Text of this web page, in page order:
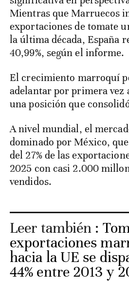
Mientras que Marruecos
exportaciones de tomate
la última década, España
40,99%, según el informe.
El crecimiento marroquí
adelantar por primera vez
una posición que
A nivel mundial, el
dominado por México,
del 27% de las
2025 con casi 2.000
vendidos.
Leer también :
exportaciones
hacia la UE se
44% entre 2013 y